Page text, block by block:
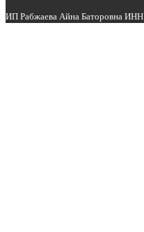
ИП Рабжаева Айна Баторовна ИНН